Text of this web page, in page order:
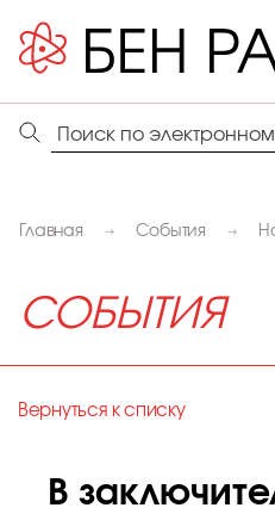
Главная События
СОБЫТИЯ
Вернуться к списку
В